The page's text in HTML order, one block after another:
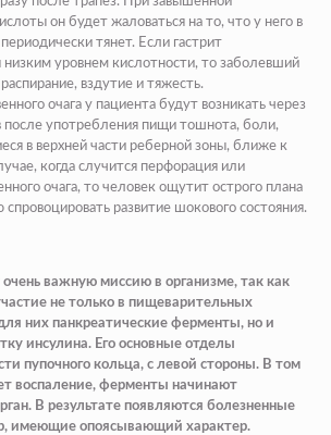
он будет жаловаться на то, что у него в
тянет. Если гастрит
низким уровнем кислотности, то заболевший
вздутие и тяжесть.
очага у пациента будут возникать через
после употребления пищи тошнота, боли,
в верхней части реберной зоны, ближе к
когда случится перфорация или
очага, то человек ощутит острого плана
развитие шокового состояния.
важную миссию в организме, так как
не только в пищеварительных
них панкреатические ферменты, но и
инсулина. Его основные отделы
пупочного кольца, с левой стороны. В том
воспаление, ферменты начинают
В результате появляются болезненные
имеющие опоясывающий характер.